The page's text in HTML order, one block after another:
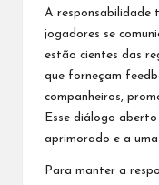
A responsabilidade
jogadores se
estão cientes das
que forneçam
companheiros,
Esse diálogo
aprimorado e a
Para manter a